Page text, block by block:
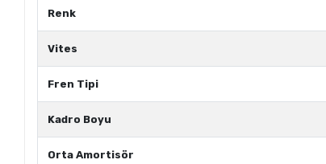
Renk
Vites
Fren Tipi
Kadro Boyu
Orta Amortisör